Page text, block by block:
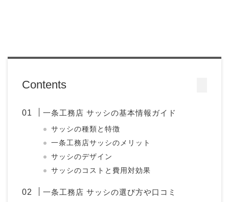
Contents
一条工務店 サッシの基本情報ガイド
サッシの種類と特徴
一条工務店サッシのメリット
サッシのデザイン
サッシのコストと費用対効果
一条工務店 サッシの選び方や口コミ